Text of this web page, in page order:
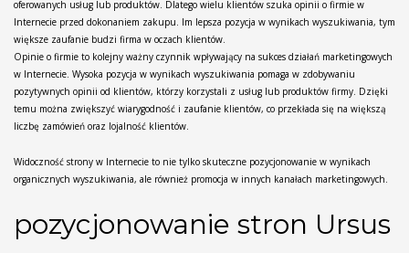
oferowanych usług lub produktów. Dlatego wielu klientów szuka opinii o firmie w
Internecie przed dokonaniem zakupu. Im lepsza pozycja w wynikach wyszukiwania, tym
większe zaufanie budzi firma w oczach klientów.
Opinie o firmie to kolejny ważny czynnik wpływający na sukces działań marketingowych
w Internecie. Wysoka pozycja w wynikach wyszukiwania pomaga w zdobywaniu
pozytywnych opinii od klientów, którzy korzystali z usług lub produktów firmy. Dzięki
temu można zwiększyć wiarygodność i zaufanie klientów, co przekłada się na większą
liczbę zamówień oraz lojalność klientów.
Widoczność strony w Internecie to nie tylko skuteczne pozycjonowanie w wynikach
organicznych wyszukiwania, ale również promocja w innych kanałach marketingowych.
pozycjonowanie stron Ursus